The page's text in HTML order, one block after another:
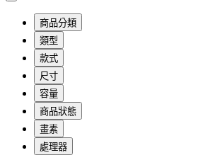
商品分類
類型
款式
尺寸
容量
商品狀態
畫素
處理器